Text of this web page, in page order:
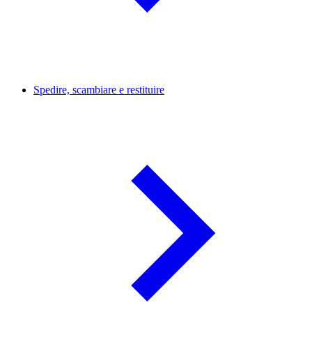
Spedire, scambiare e restituire